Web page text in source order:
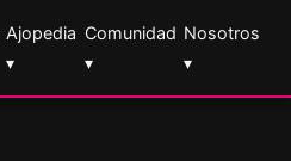
Ajopedia
▾
Comunidad
▾
Nosotros
▾